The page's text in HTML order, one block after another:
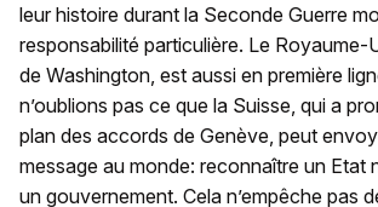
leur histoire durant la Seconde Guerre
responsabilité particulière. Le Royaume-
de Washington, est aussi en première
n’oublions pas ce que la Suisse, qui a
plan des accords de Genève, peut
message au monde: reconnaître un Etat
un gouvernement. Cela n’empêche pas